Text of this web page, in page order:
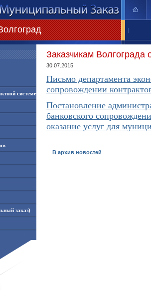
|
системе
заказ)
Заказчикам Волгограда
30.07.2015
Письмо департамента
сопровождении
Постановление
банковского
оказание услуг для
В архив новостей